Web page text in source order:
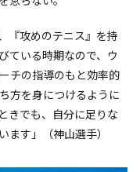
『攻めのテニス』を持
ている時期なので、ウ
チの指導のもと効率的
方を身につけるように
きでも、自分に足りな
す」（神山選手）